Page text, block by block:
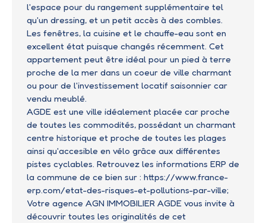
l'espace pour du rangement supplémentaire tel
qu'un dressing, et un petit accès à des combles.
Les fenêtres, la cuisine et le chauffe-eau sont en
excellent état puisque changés récemment. Cet
appartement peut être idéal pour un pied à terre
proche de la mer dans un coeur de ville charmant
ou pour de l'investissement locatif saisonnier car
vendu meublé.
AGDE est une ville idéalement placée car proche
de toutes les commodités, possédant un charmant
centre historique et proche de toutes les plages
ainsi qu'accesible en vélo grâce aux différentes
pistes cyclables. Retrouvez les informations ERP de
la commune de ce bien sur : https://www.france-
erp.com/etat-des-risques-et-pollutions-par-ville;
Votre agence AGN IMMOBILIER AGDE vous invite à
découvrir toutes les originalités de cet